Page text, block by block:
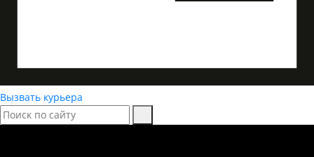
Вызвать курьера